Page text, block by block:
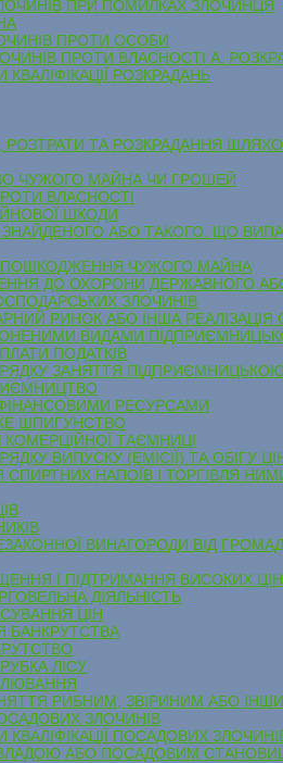
ПРИ ПОМИЛКАХ ЗЛОЧИНЦЯ
ПРОТИ ОСОБИ
ПРОТИ ВЛАСНОСТІ А.
КВАЛІФІКАЦІЇ РОЗКРАДАНЬ
РОЗТРАТИ ТА РОЗКРАДАННЯ
ЧУЖОГО МАЙНА ЧИ ГРОШЕЙ
ВЛАСНОСТІ
ШКОДИ
АБО ТАКОГО. ЩО
ЧУЖОГО МАЙНА
ДО ОХОРОНИ ДЕРЖАВНОГО
ЗЛОЧИНІВ
РИНОК АБО ІНША
ВИДАМИ
ПОДАТКІВ
ЗАНЯТТЯ
РЕСУРСАМИ
ШПИГУНСТВО
ТАЄМНИЦІ
ВИПУСКУ (ЕМІСІЇ) ТА ОБІГУ
СПИРТНИХ НАПОЇВ І ТОРГІВЛЯ
ВИНАГОРОДИ ВІД
І ПІДТРИМАННЯ ВИСОКИХ
ДІЯЛЬНІСТЬ
ЦІН
БАНКРУТСТВА
ЛІСУ
РИБНИМ, ЗВІРИНИМ АБО
ЗЛОЧИНІВ
КВАЛІФІКАЦІЇ ПОСАДОВИХ
АБО ПОСАДОВИМ